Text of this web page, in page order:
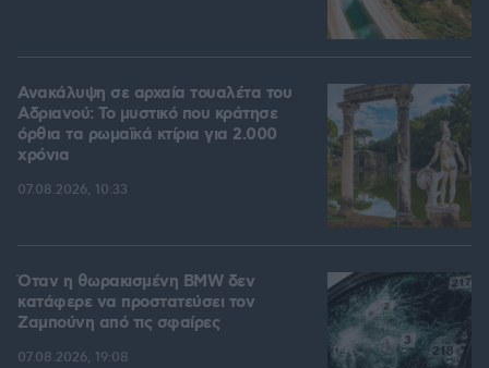
Ανακάλυψη σε αρχαία τουαλέτα του
Αδριανού: Το μυστικό που κράτησε
όρθια τα ρωμαϊκά κτίρια για 2.000
χρόνια
07.08.2026, 10:33
Όταν η θωρακισμένη BMW δεν
κατάφερε να προστατεύσει τον
Ζαμπούνη από τις σφαίρες
07.08.2026, 19:08